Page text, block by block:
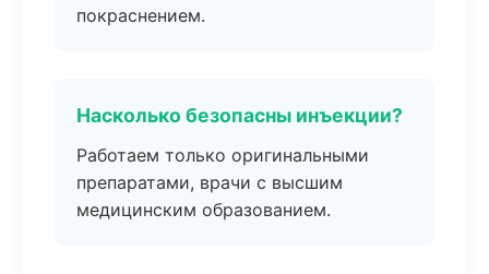
покраснением.
Насколько безопасны инъекции?
Работаем только оригинальными
препаратами, врачи с высшим
медицинским образованием.